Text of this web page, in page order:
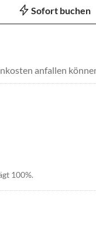
Sofort buchen
anfallen
100%.